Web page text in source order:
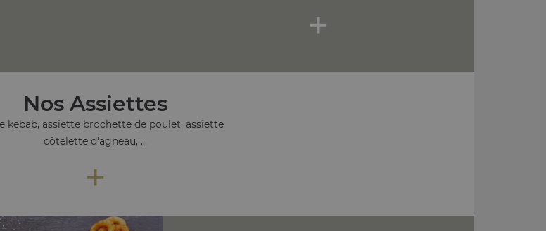
+
Nos Assiettes
kebab, assiette brochette de poulet, assiette
côtelette d'agneau, ...
+